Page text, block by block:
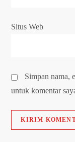
Situs Web
Simpan nama,
untuk komentar